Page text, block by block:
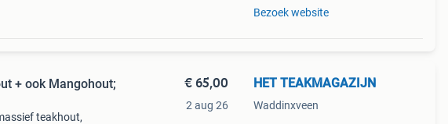
Bezoek website
+ ook Mangohout;
teakhout,
€ 65,00
2 aug 26
HET TEAKMAGAZIJN
Waddinxveen